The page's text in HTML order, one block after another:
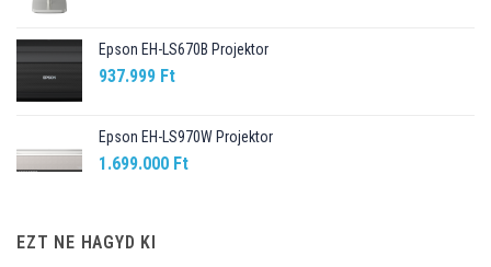
Epson EH-LS670B Projektor
937.999 Ft
Epson EH-LS970W Projektor
1.699.000 Ft
EZT NE HAGYD KI